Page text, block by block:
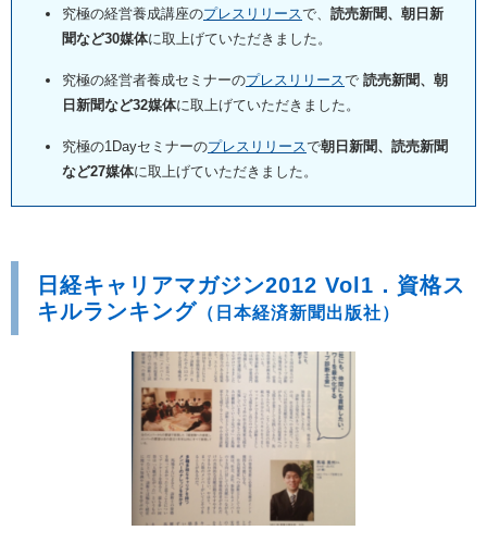
究極の経営養成講座のプレスリリースで、 読売新聞、朝日新
聞など30媒体に取上げていただきました。
究極の経営者養成セミナーのプレスリリースで 読売新聞、朝
日新聞など32媒体に取上げていただきました。
究極の1Dayセミナーのプレスリリースで朝日新聞、読売新聞
など27媒体に取上げていただきました。
日経キャリアマガジン2012 Vol1．資格ス
キルランキング （日本経済新聞出版社）